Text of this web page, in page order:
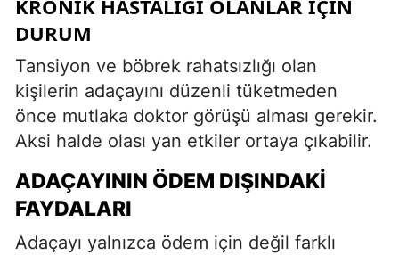
KRONIK HASTALIĞI OLANLAR İÇIN
DURUM
Tansiyon ve böbrek rahatsızlığı olan
kişilerin adaçayını düzenli tüketmeden
önce mutlaka doktor görüşü alması gerekir.
Aksi halde olası yan etkiler ortaya çıkabilir.
ADAÇAYININ ÖDEM DIŞINDAKI
FAYDALARI
Adaçayı yalnızca ödem için değil farklı